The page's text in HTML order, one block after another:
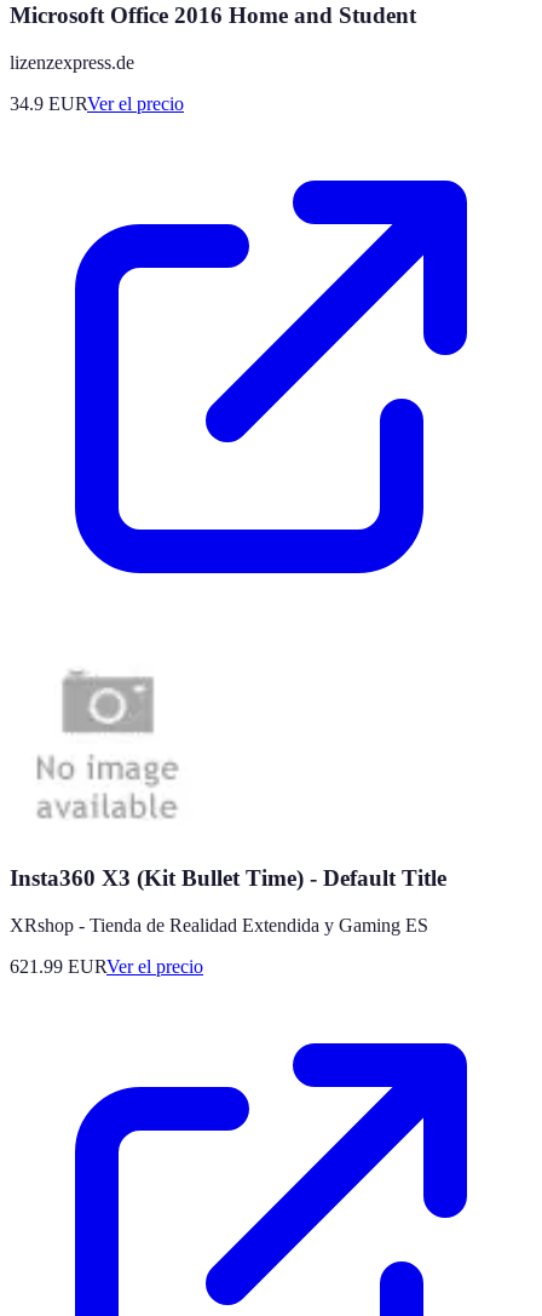
Microsoft Office 2016 Home and Student
lizenzexpress.de
34.9 EURVer el precio
Insta360 X3 (Kit Bullet Time) - Default Title
XRshop - Tienda de Realidad Extendida y Gaming ES
621.99 EURVer el precio